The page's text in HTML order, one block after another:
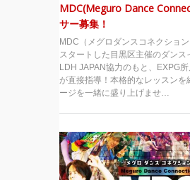
MDC(Meguro Dance
サー募集！
MDC（メグロダンスコネクショ
スタートした目黒区主催のダンス
LDH JAPAN協力のもと、EXPG
が直接指導！本格的なレッスンを
ージを一緒に盛り上げませ…